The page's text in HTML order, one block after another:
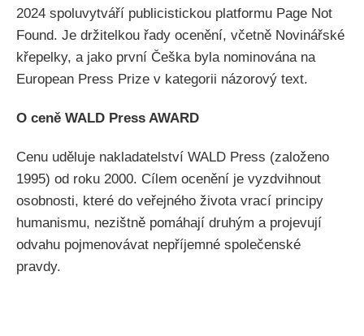
2024 spoluvytváří publicistickou platformu Page Not
Found. Je držitelkou řady ocenění, včetně Novinářské
křepelky, a jako první Češka byla nominována na
European Press Prize v kategorii názorový text.
O ceně WALD Press AWARD
Cenu uděluje nakladatelství WALD Press (založeno
1995) od roku 2000. Cílem ocenění je vyzdvihnout
osobnosti, které do veřejného života vrací principy
humanismu, nezištně pomáhají druhým a projevují
odvahu pojmenovávat nepříjemné společenské
pravdy.